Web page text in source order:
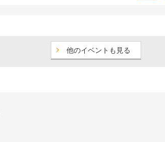
他のイベントも見る